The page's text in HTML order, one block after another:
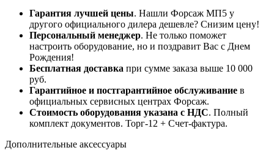
Гарантия лучшей цены. Нашли Форсаж МП5 у
другого официального дилера дешевле? Снизим цену!
Персональный менеджер. Не только поможет
настроить оборудование, но и поздравит Вас с Днем
Рождения!
Бесплатная доставка при сумме заказа выше 10 000
руб.
Гарантийное и постгарантийное обслуживание в
официальных сервисных центрах Форсаж.
Стоимость оборудования указана с НДС. Полный
комплект документов. Торг-12 + Счет-фактура.​
Дополнительные аксессуары